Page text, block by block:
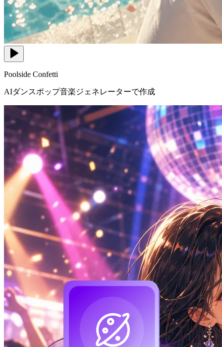
Poolside Confetti
AIダンスポップ音楽ジェネレーターで作成